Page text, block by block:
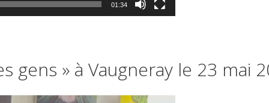
01:34
gens » à Vaugneray le 23 mai